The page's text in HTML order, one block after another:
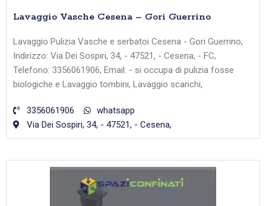
Lavaggio Vasche Cesena – Gori Guerrino
Lavaggio Pulizia Vasche e serbatoi Cesena - Gori Guerrino,
Indirizzo: Via Dei Sospiri, 34, - 47521, - Cesena, - FC,
Telefono: 3356061906, Email: - si occupa di pulizia fosse
biologiche e Lavaggio tombini, Lavaggio scarichi,
3356061906
whatsapp
Via Dei Sospiri, 34, - 47521, - Cesena,